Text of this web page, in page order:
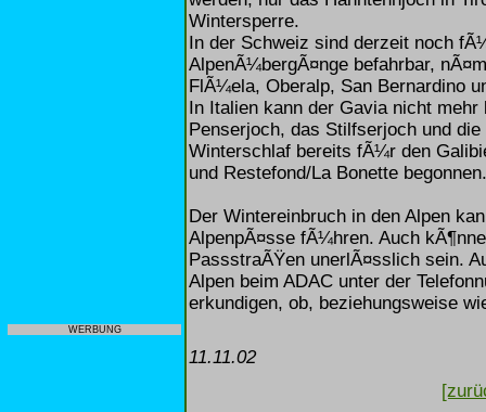
WERBUNG
Wintersperre.
In der Schweiz sind derzeit noch
AlpenÃ¼bergÃ¤nge befahrbar,
FlÃ¼ela, Oberalp, San Bernardino
In Italien kann der Gavia nicht
Penserjoch, das Stilfserjoch und
Winterschlaf bereits fÃ¼r den
und Restefond/La Bonette begonnen.
Der Wintereinbruch in den Alpen
AlpenpÃ¤sse fÃ¼hren. Auch
PassstraÃŸen unerlÃ¤sslich sein.
Alpen beim ADAC unter der
erkundigen, ob, beziehungsweise
11.11.02